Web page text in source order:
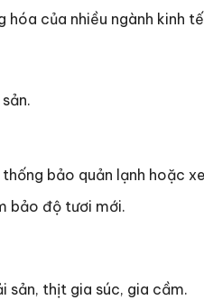
hóa của nhiều ngành kinh
bảo quản lạnh hoặc
bảo độ tươi mới.
sản, thịt gia súc, gia cầm.